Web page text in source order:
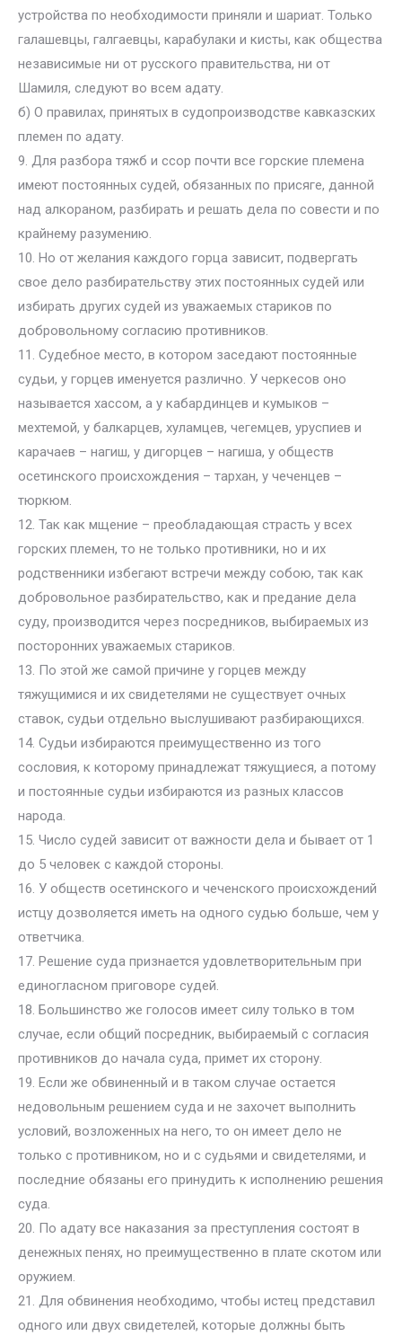
устройства по необходимости приняли и шариат. Только
галашевцы, галгаевцы, карабулаки и кисты, как общества
независимые ни от русского правительства, ни от
Шамиля, следуют во всем адату.
б) О правилах, принятых в судопроизводстве кавказских
племен по адату.
9. Для разбора тяжб и ссор почти все горские племена
имеют постоянных судей, обязанных по присяге, данной
над алкораном, разбирать и решать дела по совести и по
крайнему разумению.
10. Но от желания каждого горца зависит, подвергать
свое дело разбирательству этих постоянных судей или
избирать других судей из уважаемых стариков по
добровольному согласию противников.
11. Судебное место, в котором заседают постоянные
судьи, у горцев именуется различно. У черкесов оно
называется хассом, а у кабардинцев и кумыков –
мехтемой, у балкарцев, хуламцев, чегемцев, уруспиев и
карачаев – нагиш, у дигорцев – нагиша, у обществ
осетинского происхождения – тархан, у чеченцев –
тюркюм.
12. Так как мщение – преобладающая страсть у всех
горских племен, то не только противники, но и их
родственники избегают встречи между собою, так как
добровольное разбирательство, как и предание дела
суду, производится через посредников, выбираемых из
посторонних уважаемых стариков.
13. По этой же самой причине у горцев между
тяжущимися и их свидетелями не существует очных
ставок, судьи отдельно выслушивают разбирающихся.
14. Судьи избираются преимущественно из того
сословия, к которому принадлежат тяжущиеся, а потому
и постоянные судьи избираются из разных классов
народа.
15. Число судей зависит от важности дела и бывает от 1
до 5 человек с каждой стороны.
16. У обществ осетинского и чеченского происхождений
истцу дозволяется иметь на одного судью больше, чем у
ответчика.
17. Решение суда признается удовлетворительным при
единогласном приговоре судей.
18. Большинство же голосов имеет силу только в том
случае, если общий посредник, выбираемый с согласия
противников до начала суда, примет их сторону.
19. Если же обвиненный и в таком случае остается
недовольным решением суда и не захочет выполнить
условий, возложенных на него, то он имеет дело не
только с противником, но и с судьями и свидетелями, и
последние обязаны его принудить к исполнению решения
суда.
20. По адату все наказания за преступления состоят в
денежных пенях, но преимущественно в плате скотом или
оружием.
21. Для обвинения необходимо, чтобы истец представил
одного или двух свидетелей, которые должны быть